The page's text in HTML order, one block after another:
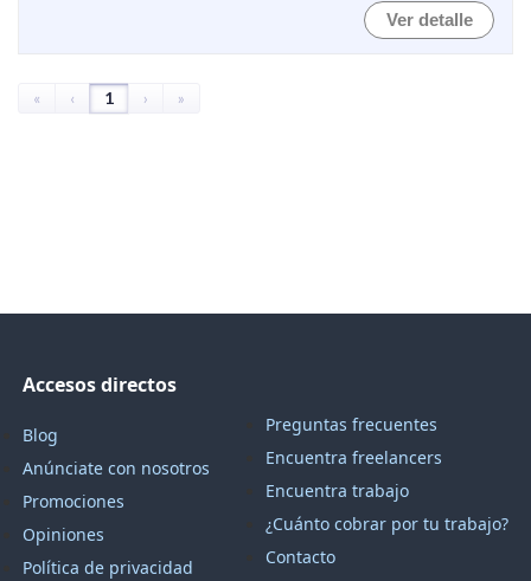
Ver detalle
« ‹ 1 › »
Accesos directos
Blog
Anúnciate con nosotros
Promociones
Opiniones
Política de privacidad
Preguntas frecuentes
Encuentra freelancers
Encuentra trabajo
¿Cuánto cobrar por tu trabajo?
Contacto